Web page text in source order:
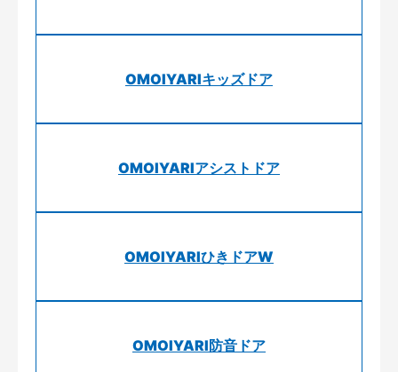
OMOIYARIキッズドア
OMOIYARIアシストドア
OMOIYARIひきドアW
OMOIYARI防音ドア